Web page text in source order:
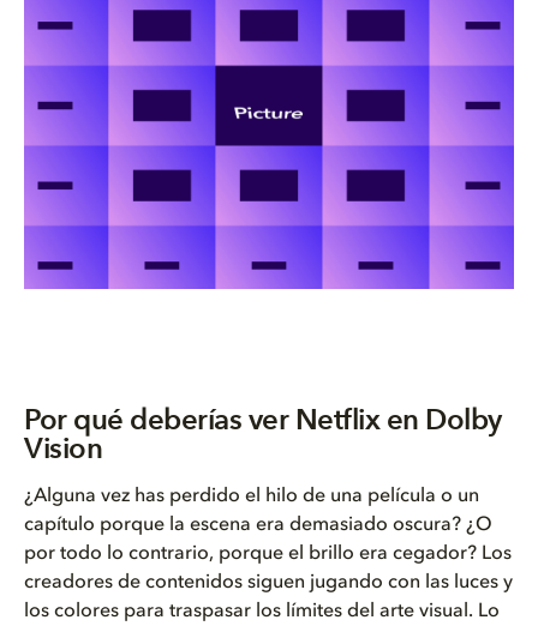
Por qué deberías ver Netflix en Dolby
Vision
¿Alguna vez has perdido el hilo de una película o un
capítulo porque la escena era demasiado oscura? ¿O
por todo lo contrario, porque el brillo era cegador? Los
creadores de contenidos siguen jugando con las luces y
los colores para traspasar los límites del arte visual. Lo